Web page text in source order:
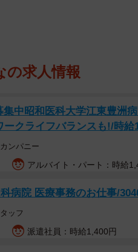
の求人情報
集中昭和医科大学江東豊洲
ークライフバランスも!/時給
ンパニー
アルバイト・パート：時給
病院 医療事務のお仕事/
ッフ
派遣社員：時給1,400円